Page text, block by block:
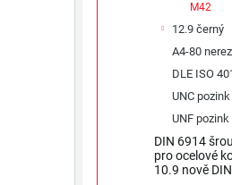
M42
12.9 černý
A4-80 nerez
DLE ISO
UNC
UNF
DIN 6914
pro ocelové
10.9 nově